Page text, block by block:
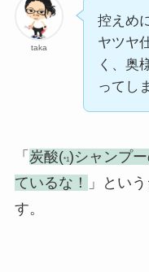
taka
控えめ
ヤツヤ
く、奥
ってし
「 炭酸(*1)シャンプ
ているな！
」とい
す。